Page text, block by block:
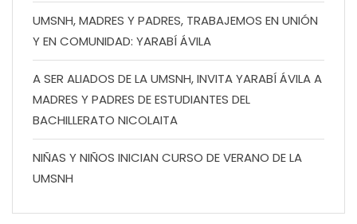
UMSNH, MADRES Y PADRES, TRABAJEMOS EN UNIÓN
Y EN COMUNIDAD: YARABÍ ÁVILA
A SER ALIADOS DE LA UMSNH, INVITA YARABÍ ÁVILA A
MADRES Y PADRES DE ESTUDIANTES DEL
BACHILLERATO NICOLAITA
NIÑAS Y NIÑOS INICIAN CURSO DE VERANO DE LA
UMSNH